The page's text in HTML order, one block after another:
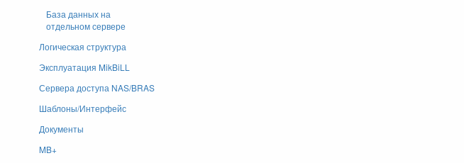
База данных на
отдельном сервере
Логическая структура
Эксплуатация MikBiLL
Сервера доступа NAS/BRAS
Шаблоны/Интерфейс
Документы
MB+